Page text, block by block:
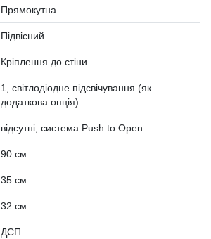
Прямокутна
Підвісний
Кріплення до стіни
1, світлодіодне підсвічування (як
додаткова опція)
відсутні, система Push to Open
90 см
35 см
32 см
ДСП